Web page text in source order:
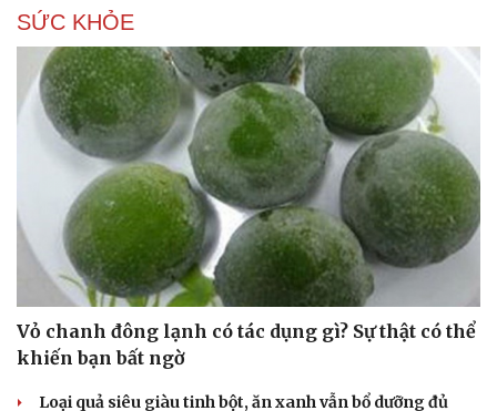
Cải chính
SỨC KHỎE
Vỏ chanh đông lạnh có tác dụng gì? Sự thật có thể
khiến bạn bất ngờ
Loại quả siêu giàu tinh bột, ăn xanh vẫn bổ dưỡng đủ